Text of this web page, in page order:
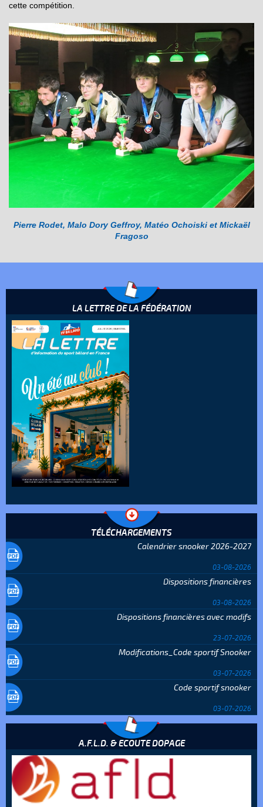
cette compétition.
Pierre Rodet, Malo Dory Geffroy, Matéo Ochoiski et Mickaël
Fragoso
LA LETTRE DE LA FÉDÉRATION
TÉLÉCHARGEMENTS
Calendrier snooker 2026-2027
03-08-2026
Dispositions financières
03-08-2026
Dispositions financières avec modifs
23-07-2026
Modifications_Code sportif Snooker
03-07-2026
Code sportif snooker
03-07-2026
A.F.L.D. & ECOUTE DOPAGE